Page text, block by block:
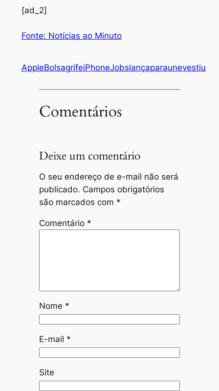
[ad_2]
Fonte: Notícias ao Minuto
AppleBolsagrifeiPhoneJobslançaparaunevestiu
Comentários
Deixe um comentário
O seu endereço de e-mail não será
publicado. Campos obrigatórios
são marcados com *
Comentário *
Nome *
E-mail *
Site